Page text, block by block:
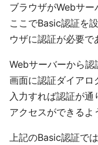
ブラウザがWebサー
ここでBasic認証を
ウザに認証が必要で
Webサーバーから認
画面に認証ダイアロ
入力すれば認証が通
アクセスができるよ
上記のBasic認証で